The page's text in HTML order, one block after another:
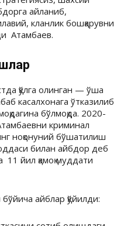
айланиб,
кланлик бошқарувни
Атамбаев.
қўлга олинган — ўша
касалхонага ўтказилиб
бўлмоқда. 2020-
криминал
ноқонуний бўшатилиш
билан айбдор деб
11 йил қамоқ муддати
айблар қўйилди: